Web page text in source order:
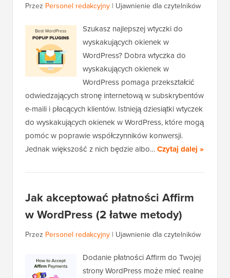
Przez Personel redakcyjny | Ujawnienie dla czytelników
Szukasz najlepszej wtyczki do
wyskakujących okienek w
WordPress? Dobra wtyczka do
wyskakujących okienek w
WordPress pomaga przekształcić
odwiedzających stronę internetową w subskrybentów
e-maili i płacących klientów. Istnieją dziesiątki wtyczek
do wyskakujących okienek w WordPress, które mogą
pomóc w poprawie współczynników konwersji.
Jednak większość z nich będzie albo…Czytaj dalej »
Jak akceptować płatności Affirm
w WordPress (2 łatwe metody)
Przez Personel redakcyjny | Ujawnienie dla czytelników
Dodanie płatności Affirm do Twojej
strony WordPress może mieć realne